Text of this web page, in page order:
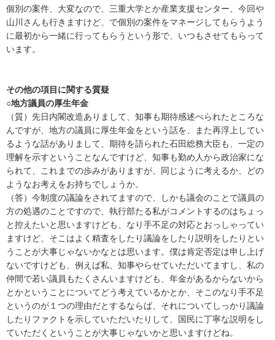
個別の案件、大変なので、三重大学とか産業支援センター、今回や
山川さんも行きますけど、で個別の案件をマネージしてもらうよう
に最初から一緒に行ってもらうという形で、いつもさせてもらって
います。
その他の項目に関する質疑
○地方議員の厚生年金
（質）先日内閣改造ありまして、知事も期待感述べられたところな
んですが、地方の議員に厚生年金をという話を、また再浮上してい
るような話がありまして、期待を語られた石田総務大臣も、一定の
理解を示すということなんですけど、知事も勤め人から政治家にな
られて、これまでの歩みがありますが、同じように考えるか、どの
ようなお考えをお持ちでしょうか。
（答）今制度の議論をされてますので、しかも議会のことで議員の
方の処遇のことですので、執行部たる私がコメントするのはちょっ
と控えたいと思いますけども、なり手不足の対応とおっしゃってい
ますけど、そこはよく精査をしたり議論をしたり説明をしたりとい
うことが大事じゃないかなとは思います。僕は肯定否定は申し上げ
ないですけども、例えば私、知事やらせていただいてますし、私の
仲間で若い議員もたくさんいますけども、年金があるからないから
とかということについてどう考えているかとか、そこのなり手不足
というのが１つの理由だとするならば、それについてしっかり議論
したりファクトを示していただいたりして、国民に丁寧な説明をし
ていただくということが大事じゃないかと思いますけどね。